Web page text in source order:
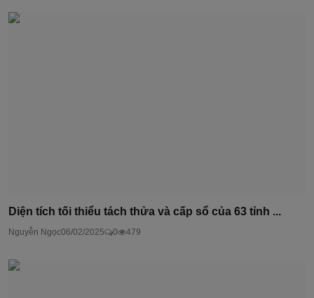
Diện tích tối thiểu tách thửa và cấp sổ của 63 tỉnh ...
Nguyễn Ngọc06/02/2025 0 479